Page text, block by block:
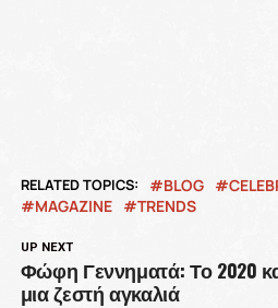
RELATED TOPICS: BLOG
MAGAZINE
TRENDS
UP NEXT
Φώφη Γεννηματά: Το 2020
μια ζεστή αγκαλιά